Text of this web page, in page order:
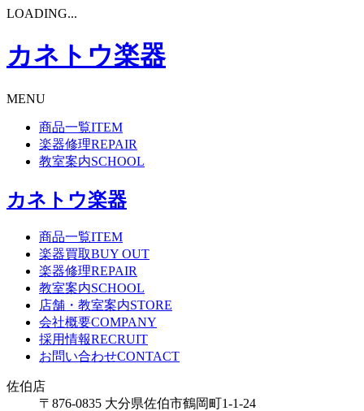
LOADING...
カネトウ楽器
MENU
商品一覧ITEM
楽器修理REPAIR
教室案内SCHOOL
カネトウ楽器
商品一覧ITEM
楽器買取BUY OUT
楽器修理REPAIR
教室案内SCHOOL
店舗・教室案内STORE
会社概要COMPANY
採用情報RECRUIT
お問い合わせCONTACT
佐伯店
〒876-0835 大分県佐伯市鶴岡町1-1-24